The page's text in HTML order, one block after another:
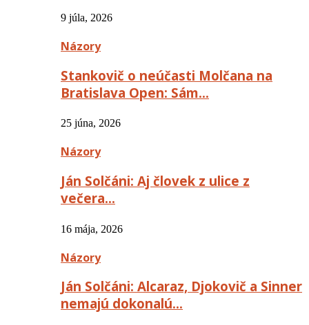
9 júla, 2026
Názory
Stankovič o neúčasti Molčana na
Bratislava Open: Sám…
25 júna, 2026
Názory
Ján Solčáni: Aj človek z ulice z
večera…
16 mája, 2026
Názory
Ján Solčáni: Alcaraz, Djokovič a Sinner
nemajú dokonalú…